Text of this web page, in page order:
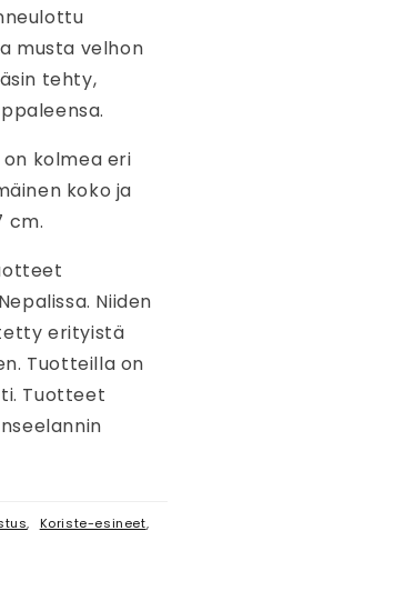
musta velhon
tehty,
kolmea eri
koko ja
cm.
Niiden
erityistä
Tuotteilla on
Tuotteet
, Koriste-esineet,